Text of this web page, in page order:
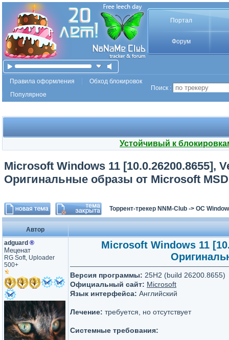
Портал
Форум
Правила оформления
Обход блокировок
Популярное
Поиск :
Устойчивый к
Microsoft Windows 11 [10.0.26200.8655],
Оригинальные образы от Microsoft
Торрент-трекер NNM-Club -> ОС
Автор
adguard ®
Меценат
RG Soft, Uploader
500+
Microsoft Windows 11
Версия программы: 25H2 (build 26200.8655)
Официальный сайт: Microsoft
Язык интерфейса: Английский
Лечение: требуется, но отсутствует
Системные требования: